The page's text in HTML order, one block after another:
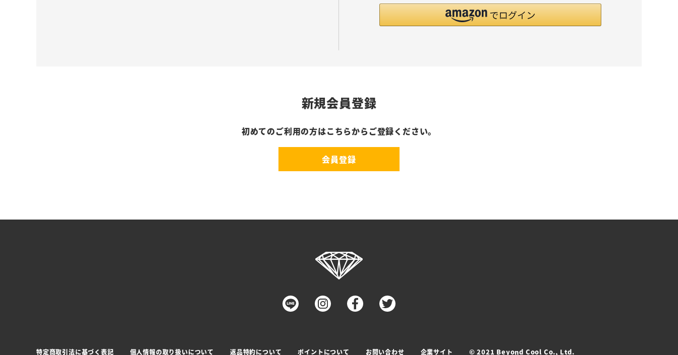
新規会員登録
初めてのご利用の方はこちらからご登録ください。
会員登録
特定商取引法に基づく表記 個人情報の取り扱いについて 返品特約について ポイントについて お問い合わせ 企業サイト © 2021 Beyond Cool Co., Ltd.